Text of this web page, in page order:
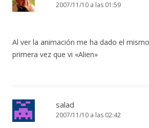
2007/11/10 a las 01:59
Al ver la animación me ha dado el
primera vez que vi «Alien»
salad
2007/11/10 a las 02:42